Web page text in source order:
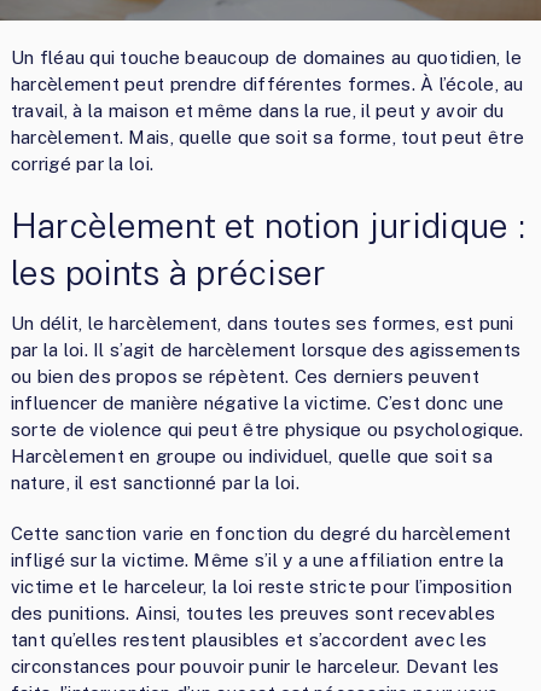
Un fléau qui touche beaucoup de domaines au quotidien, le
harcèlement peut prendre différentes formes. À l’école, au
travail, à la maison et même dans la rue, il peut y avoir du
harcèlement. Mais, quelle que soit sa forme, tout peut être
corrigé par la loi.
Harcèlement et notion juridique :
les points à préciser
Un délit, le harcèlement, dans toutes ses formes, est puni
par la loi. Il s’agit de harcèlement lorsque des agissements
ou bien des propos se répètent. Ces derniers peuvent
influencer de manière négative la victime. C’est donc une
sorte de violence qui peut être physique ou psychologique.
Harcèlement en groupe ou individuel, quelle que soit sa
nature, il est sanctionné par la loi.
Cette sanction varie en fonction du degré du harcèlement
infligé sur la victime. Même s’il y a une affiliation entre la
victime et le harceleur, la loi reste stricte pour l’imposition
des punitions. Ainsi, toutes les preuves sont recevables
tant qu’elles restent plausibles et s’accordent avec les
circonstances pour pouvoir punir le harceleur. Devant les